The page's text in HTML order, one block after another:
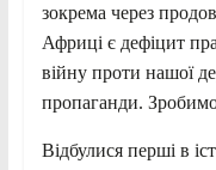
зокрема через
Африці є дефіцит
війну проти нашої
пропаганди.
Відбулися перші в